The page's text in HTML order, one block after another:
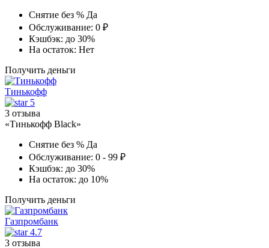
Снятие без % Да
Обслуживание: 0 ₽
Кэшбэк: до 30%
На остаток: Нет
Получить деньги
Тинькофф
5
3 отзыва
«Тинькофф Black»
Снятие без % Да
Обслуживание: 0 - 99 ₽
Кэшбэк: до 30%
На остаток: до 10%
Получить деньги
Газпромбанк
4.7
3 отзыва